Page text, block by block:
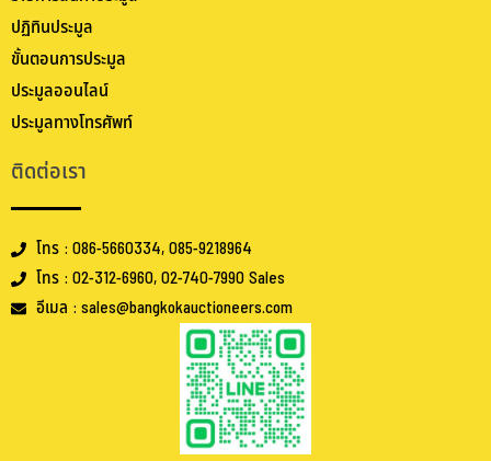
ปฏิทินประมูล
ขั้นตอนการประมูล
ประมูลออนไลน์
ประมูลทางโทรศัพท์
ติดต่อเรา
โทร : 086-5660334, 085-9218964
โทร : 02-312-6960, 02-740-7990 Sales
อีเมล : sales@bangkokauctioneers.com